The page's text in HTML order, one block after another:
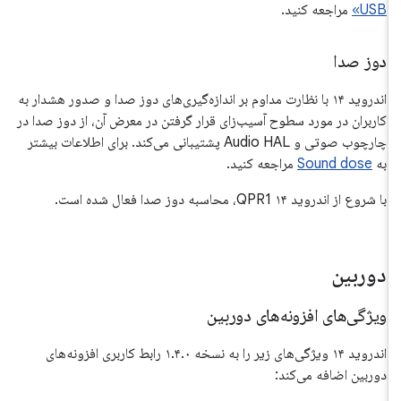
USB» مراجعه کنید.
دوز صدا
اندروید ۱۴ با نظارت مداوم بر اندازه‌گیری‌های دوز صدا و صدور هشدار به
کاربران در مورد سطوح آسیب‌زای قرار گرفتن در معرض آن، از دوز صدا در
چارچوب صوتی و Audio HAL پشتیبانی می‌کند. برای اطلاعات بیشتر
بهSound doseمراجعه کنید.
با شروع از اندروید ۱۴ QPR1، محاسبه دوز صدا فعال شده است.
دوربین
ویژگی‌های افزونه‌های دوربین
اندروید ۱۴ ویژگی‌های زیر را به نسخه ۱.۴.۰ رابط کاربری افزونه‌های
دوربین اضافه می‌کند: